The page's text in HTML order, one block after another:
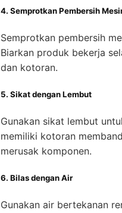
4. Semprotkan Pembersih
Semprotkan pembersih
Biarkan produk bekerja
dan kotoran.
5. Sikat dengan Lembut
Gunakan sikat lembut
memiliki kotoran
merusak komponen.
6. Bilas dengan Air
Gunakan air bertekanan